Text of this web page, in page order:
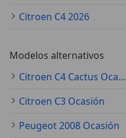
Citroen C4 2026
Modelos alternativos
Citroen C4 Cactus Ocasión
Citroen C3 Ocasión
Peugeot 2008 Ocasión